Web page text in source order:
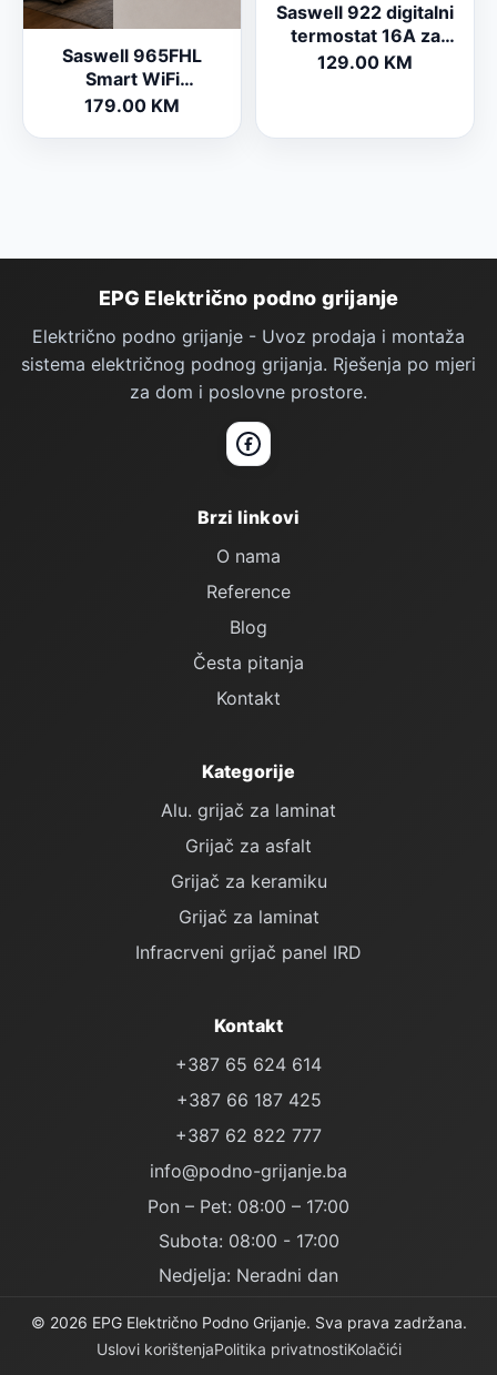
Saswell 965FHL
Smart WiFi
termostat 16A za
179.00 KM
Saswell 922 digitalni
termostat 16A za
električno podno
129.00 KM
Podno Grijanje — podnožje stranice
EPG Električno podno grijanje
Električno podno grijanje - Uvoz prodaja i montaža
sistema električnog podnog grijanja. Rješenja po mjeri
za dom i poslovne prostore.
Facebook
Brzi linkovi
O nama
Reference
Blog
Česta pitanja
Kontakt
Kategorije
Alu. grijač za laminat
Grijač za asfalt
Grijač za keramiku
Grijač za laminat
Infracrveni grijač panel IRD
Kontakt
+387 65 624 614
+387 66 187 425
+387 62 822 777
info@podno-grijanje.ba
Pon – Pet: 08:00 – 17:00
Subota: 08:00 - 17:00
Nedjelja: Neradni dan
© 2026 EPG Električno Podno Grijanje. Sva prava zadržana.
Uslovi korištenjaPolitika privatnostiKolačići